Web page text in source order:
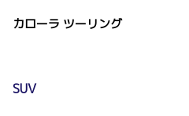
カローラ ツーリング
SUV